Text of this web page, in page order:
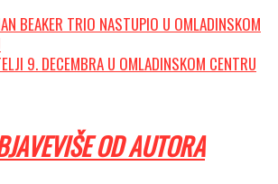
BEAKER TRIO NASTUPIO U OMLADINSKOM
9. DECEMBRA U OMLADINSKOM CENTRU
VIŠE OD AUTORA